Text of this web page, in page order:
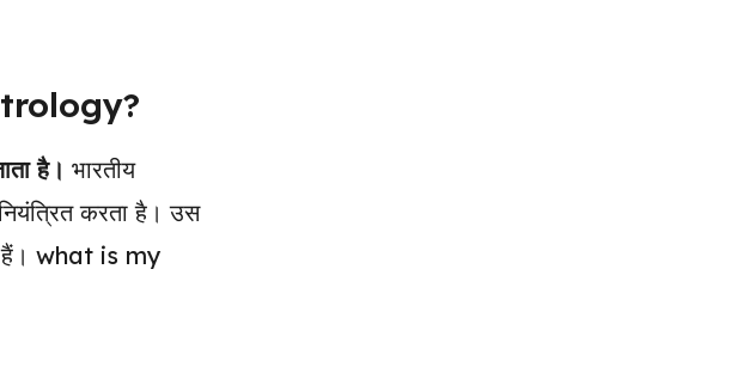
है। भारतीय
करता है। उस
हैं। what is my